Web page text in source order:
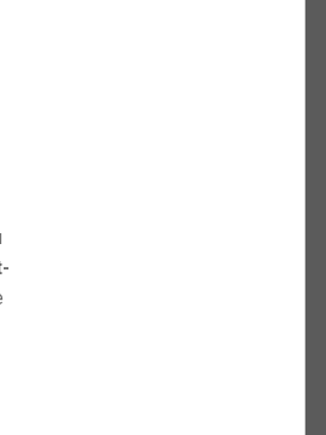
zaštita | Niska sklopiva stolica